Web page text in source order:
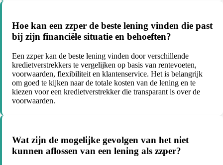
Hoe kan een zzper de beste lening vinden die past
bij zijn financiële situatie en behoeften?
Een zzper kan de beste lening vinden door verschillende
kredietverstrekkers te vergelijken op basis van rentevoeten,
voorwaarden, flexibiliteit en klantenservice. Het is belangrijk
om goed te kijken naar de totale kosten van de lening en te
kiezen voor een kredietverstrekker die transparant is over de
voorwaarden.
Wat zijn de mogelijke gevolgen van het niet
kunnen aflossen van een lening als zzper?